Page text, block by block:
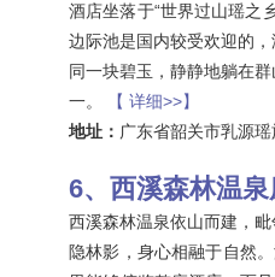
酒店坐落于“世界过山瑶之
边际池是国内较受欢迎的
同一块碧玉，静静地躺在
一。
【 详细>>】
地址： 广东省韶关市乳源
西溪森林温
西溪森林温泉依山而建，
隐林影，身心相融于自然